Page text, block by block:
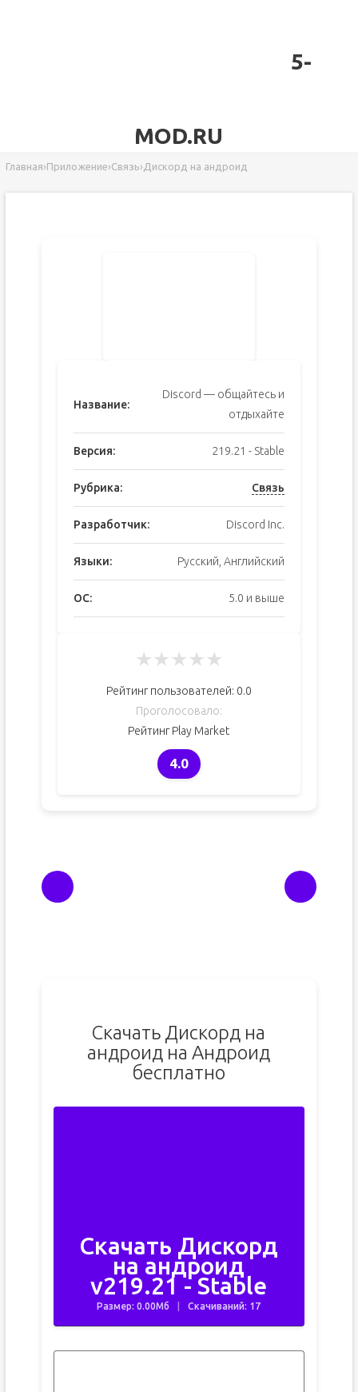
5-
MOD.RU
Главная›Приложение›Связь› Дискорд на андроид
Название:
Discord — общайтесь и
отдыхайте
Версия: 219.21 - Stable
Рубрика: Связь
Разработчик: Discord Inc.
Языки: Русский, Английский
ОС: 5.0 и выше
★★★★★
Рейтинг пользователей: 0.0
Проголосовало:
Рейтинг Play Market
4.0
Скачать Дискорд на
андроид на Андроид
бесплатно
Скачать Дискорд
на андроид
v219.21 - Stable
Размер: 0.00Мб Скачиваний: 17